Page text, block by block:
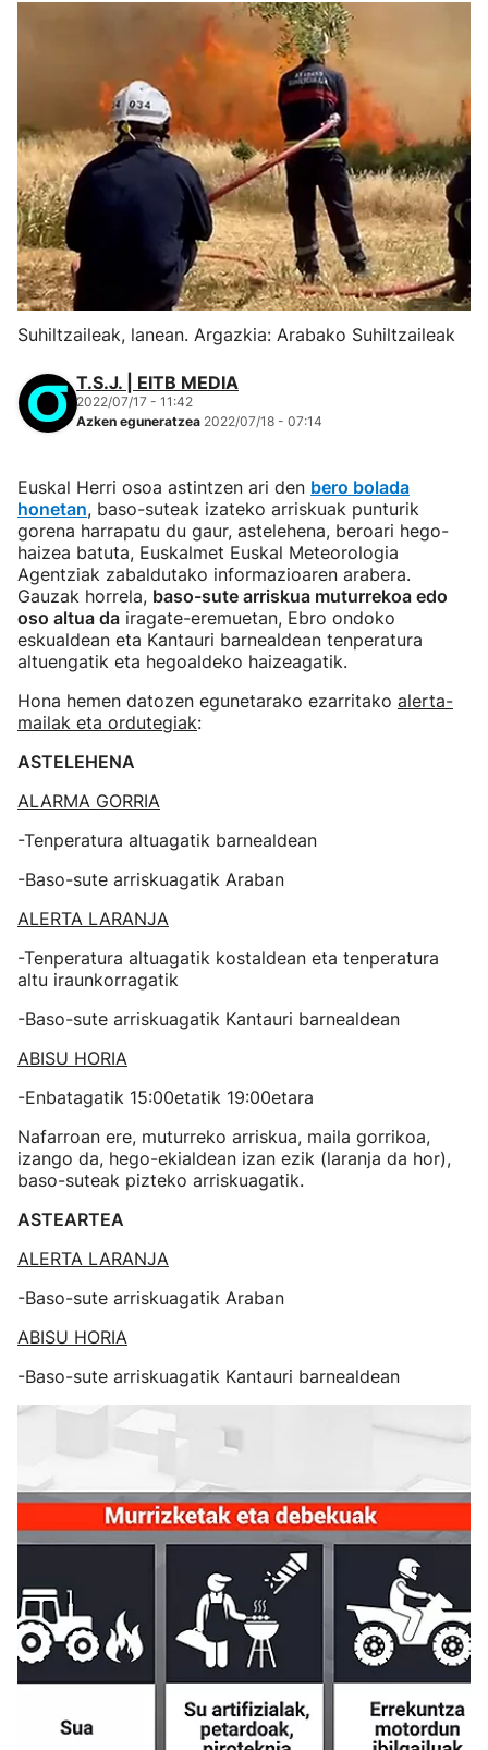
Suhiltzaileak, lanean. Argazkia: Arabako Suhiltzaileak
T.S.J. | EITB MEDIA
2022/07/17 - 11:42
Azken eguneratzea 2022/07/18 - 07:14
Euskal Herri osoa astintzen ari den bero bolada
honetan, baso-suteak izateko arriskuak punturik
gorena harrapatu du gaur, astelehena, beroari hego-
haizea batuta, Euskalmet Euskal Meteorologia
Agentziak zabaldutako informazioaren arabera.
Gauzak horrela, baso-sute arriskua muturrekoa edo
oso altua da iragate-eremuetan, Ebro ondoko
eskualdean eta Kantauri barnealdean tenperatura
altuengatik eta hegoaldeko haizeagatik.
Hona hemen datozen egunetarako ezarritako alerta-
mailak eta ordutegiak:
ASTELEHENA
ALARMA GORRIA
-Tenperatura altuagatik barnealdean
-Baso-sute arriskuagatik Araban
ALERTA LARANJA
-Tenperatura altuagatik kostaldean eta tenperatura
altu iraunkorragatik
-Baso-sute arriskuagatik Kantauri barnealdean
ABISU HORIA
-Enbatagatik 15:00etatik 19:00etara
Nafarroan ere, muturreko arriskua, maila gorrikoa,
izango da, hego-ekialdean izan ezik (laranja da hor),
baso-suteak pizteko arriskuagatik.
ASTEARTEA
ALERTA LARANJA
-Baso-sute arriskuagatik Araban
ABISU HORIA
-Baso-sute arriskuagatik Kantauri barnealdean